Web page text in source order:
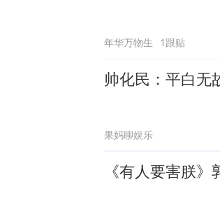
年华万物生 1跟贴
帅化民：平白无
果妈聊娱乐
《有人要害朕